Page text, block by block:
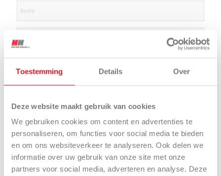
Toestemming Details Over
Deze website maakt gebruik van cookies
We gebruiken cookies om content en advertenties te
personaliseren, om functies voor social media te bieden
en om ons websiteverkeer te analyseren. Ook delen we
informatie over uw gebruik van onze site met onze
partners voor social media, adverteren en analyse. Deze